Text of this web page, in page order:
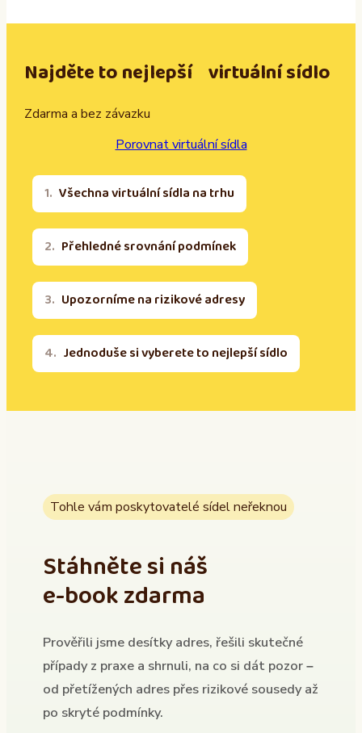
Najděte to nejlepší virtuální sídlo
Zdarma a bez závazku
Porovnat virtuální sídla
Všechna virtuální sídla na trhu
Přehledné srovnání podmínek
Upozorníme na rizikové adresy
Jednoduše si vyberete to nejlepší sídlo
Tohle vám poskytovatelé sídel neřeknou
Stáhněte si náš
e-book zdarma
Prověřili jsme desítky adres, řešili skutečné
případy z praxe a shrnuli, na co si dát pozor –
od přetížených adres přes rizikové sousedy až
po skryté podmínky.